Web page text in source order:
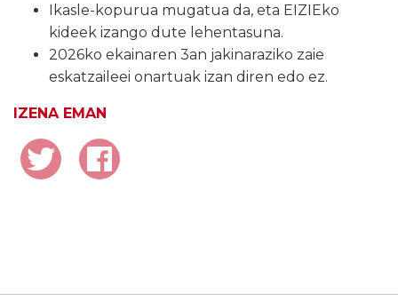
Ikasle-kopurua mugatua da, eta EIZIEko
kideek izango dute lehentasuna.
2026ko ekainaren 3an jakinaraziko zaie
eskatzaileei onartuak izan diren edo ez.
IZENA EMAN